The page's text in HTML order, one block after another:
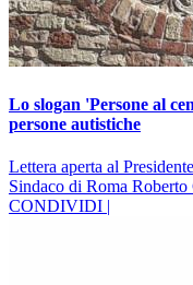
Lo slogan 'Persone al
persone autistiche
Lettera aperta al
Sindaco di Roma
CONDIVIDI |